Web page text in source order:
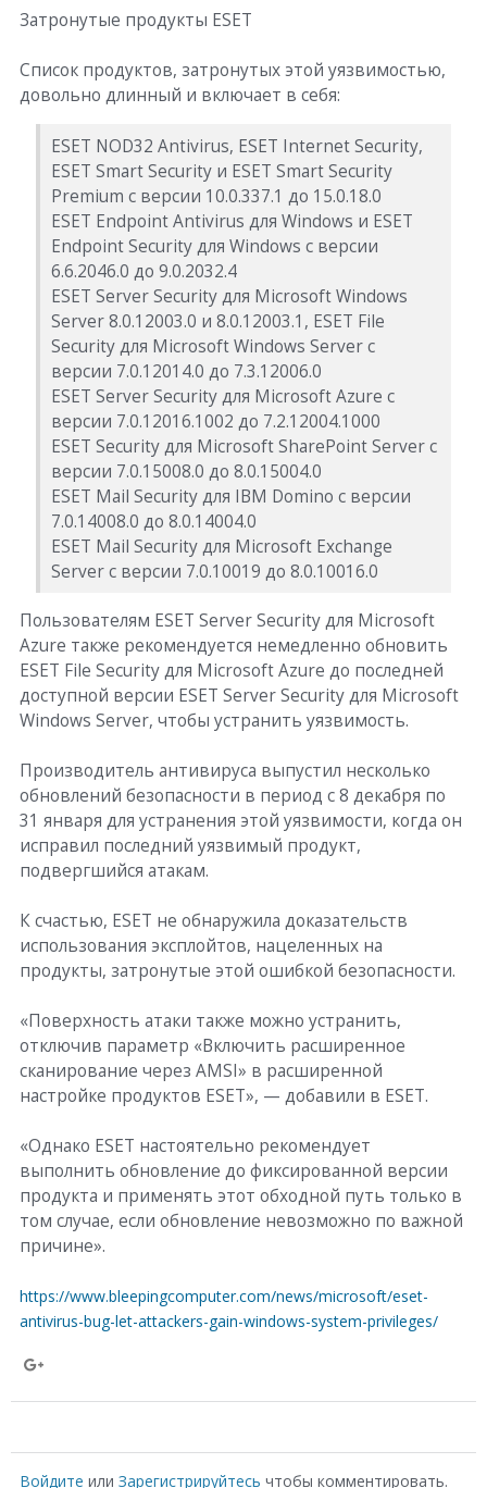
Затронутые продукты ESET
Список продуктов, затронутых этой уязвимостью,
довольно длинный и включает в себя:
ESET NOD32 Antivirus, ESET Internet Security,
ESET Smart Security и ESET Smart Security
Premium с версии 10.0.337.1 до 15.0.18.0
ESET Endpoint Antivirus для Windows и ESET
Endpoint Security для Windows с версии
6.6.2046.0 до 9.0.2032.4
ESET Server Security для Microsoft Windows
Server 8.0.12003.0 и 8.0.12003.1, ESET File
Security для Microsoft Windows Server с
версии 7.0.12014.0 до 7.3.12006.0
ESET Server Security для Microsoft Azure с
версии 7.0.12016.1002 до 7.2.12004.1000
ESET Security для Microsoft SharePoint Server с
версии 7.0.15008.0 до 8.0.15004.0
ESET Mail Security для IBM Domino с версии
7.0.14008.0 до 8.0.14004.0
ESET Mail Security для Microsoft Exchange
Server с версии 7.0.10019 до 8.0.10016.0
Пользователям ESET Server Security для Microsoft
Azure также рекомендуется немедленно обновить
ESET File Security для Microsoft Azure до последней
доступной версии ESET Server Security для Microsoft
Windows Server, чтобы устранить уязвимость.
Производитель антивируса выпустил несколько
обновлений безопасности в период с 8 декабря по
31 января для устранения этой уязвимости, когда он
исправил последний уязвимый продукт,
подвергшийся атакам.
К счастью, ESET не обнаружила доказательств
использования эксплойтов, нацеленных на
продукты, затронутые этой ошибкой безопасности.
«Поверхность атаки также можно устранить,
отключив параметр «Включить расширенное
сканирование через AMSI» в расширенной
настройке продуктов ESET», — добавили в ESET.
«Однако ESET настоятельно рекомендует
выполнить обновление до фиксированной версии
продукта и применять этот обходной путь только в
том случае, если обновление невозможно по важной
причине».
https://www.bleepingcomputer.com/news/microsoft/eset-
antivirus-bug-let-attackers-gain-windows-system-privileges/
r
Войдите или Зарегистрируйтесь чтобы комментировать.